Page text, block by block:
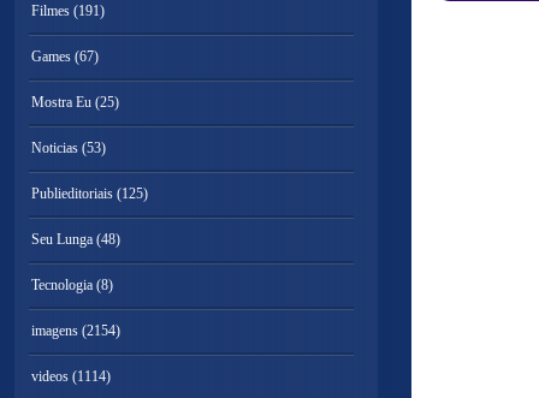
Filmes (191)
Games (67)
Mostra Eu (25)
Noticias (53)
Publieditoriais (125)
Seu Lunga (48)
Tecnologia (8)
imagens (2154)
videos (1114)